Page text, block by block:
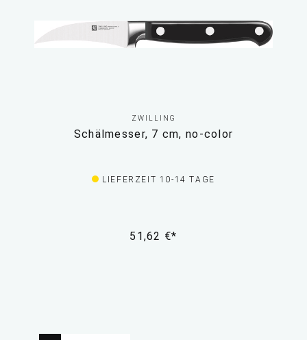
ZWILLING
Schälmesser, 7 cm, no-color
LIEFERZEIT 10-14 TAGE
51,62 €*